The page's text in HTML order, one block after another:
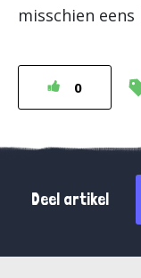
misschien
0
Deel artikel